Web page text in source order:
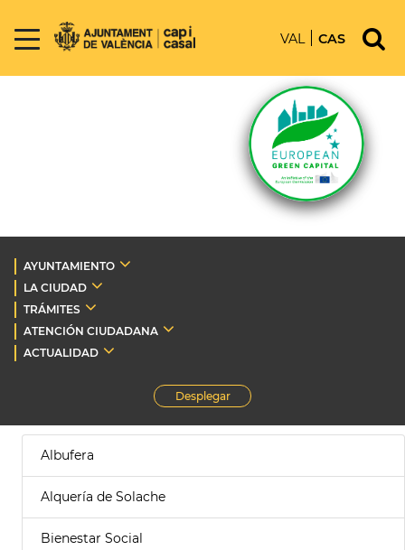
VAL CAS
AYUNTAMIENTO
LA CIUDAD
TRÁMITES
ATENCIÓN CIUDADANA
ACTUALIDAD
Desplegar
Albufera
Alquería de Solache
Bienestar Social